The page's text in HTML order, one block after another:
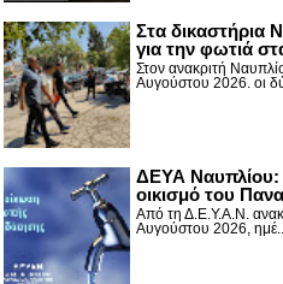
Στα δικαστήρια
για την φωτιά
Στον ανακριτή
Αυγούστου 2026. οι
ΔΕΥΑ Ναυπλίου:
οικισμό του
Από τη Δ.Ε.Υ.Α.Ν.
Αυγούστου 2026,